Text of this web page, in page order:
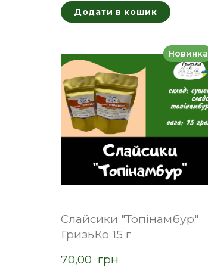
Додати в кошик
Новинка
Слайсики "Топінамбур"
ГризьКо 15 г
70,00  грн